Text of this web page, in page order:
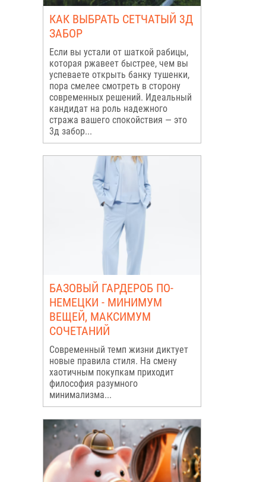
КАК ВЫБРАТЬ СЕТЧАТЫЙ 3Д
ЗАБОР
Если вы устали от шаткой рабицы,
которая ржавеет быстрее, чем вы
успеваете открыть банку тушенки,
пора смелее смотреть в сторону
современных решений. Идеальный
кандидат на роль надежного
стража вашего спокойствия — это
3д забор...
БАЗОВЫЙ ГАРДЕРОБ ПО-
НЕМЕЦКИ - МИНИМУМ
ВЕЩЕЙ, МАКСИМУМ
СОЧЕТАНИЙ
Современный темп жизни диктует
новые правила стиля. На смену
хаотичным покупкам приходит
философия разумного
минимализма...